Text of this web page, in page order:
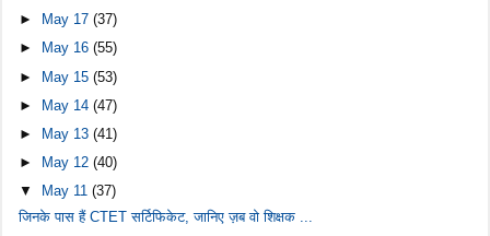
►
May 17(37)
►
May 16(55)
► May 15(53)
► May 14(47)
►
May 13(41)
►
May 12(40)
▼
May 11(37)
जिनके पास हैं CTET सर्टिफिकेट, जानिए ज़ब वो शिक्षक ...